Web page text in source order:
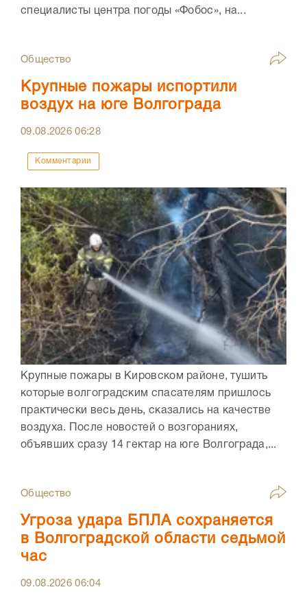
специалисты центра погоды «Фобос», на...
Общество
Крупные пожары испортили
воздух на юге Волгограда
09.08.202606:28
Комментарии
Крупные пожары в Кировском районе, тушить
которые волгоградским спасателям пришлось
практически весь день, сказались на качестве
воздуха. После новостей о возгораниях,
объявших сразу 14 гектар на юге Волгограда,...
Общество
Угроза удара БПЛА сохраняется
в Волгоградской области седьмой
час
09.08.202606:04